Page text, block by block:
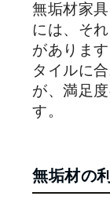
無垢材家
には、そ
がありま
タイルに
が、満足
す。
無垢材の